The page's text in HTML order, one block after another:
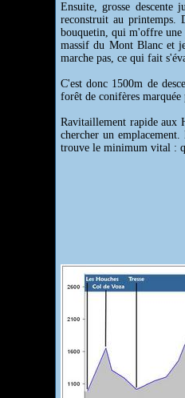
Ensuite, grosse descente
reconstruit au printemps.
bouquetin, qui m'offre une
massif du Mont Blanc et
marche pas, ce qui fait
C'est donc 1500m de
forêt de conifères marquée
Ravitaillement rapide aux
chercher un
trouve le minimum vital :